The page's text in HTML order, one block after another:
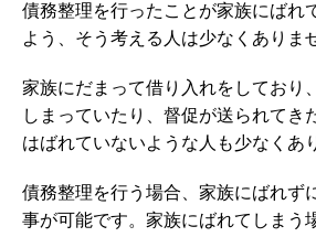
債務整理を行ったことが家族にばれ
よう、そう考える人は少なくありま
家族にだまって借り入れをしており
しまっていたり、督促が送られてき
はばれていないような人も少なくあ
債務整理を行う場合、家族にばれず
事が可能です。家族にばれてしまう